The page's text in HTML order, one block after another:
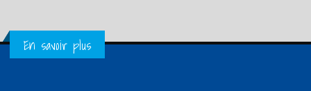
Get in Touch
En savoir plus